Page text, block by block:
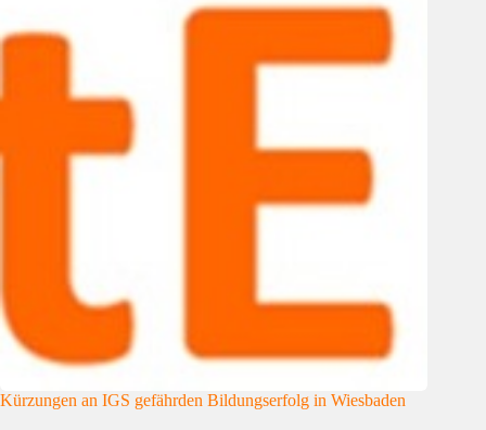
Kürzungen an IGS gefährden Bildungserfolg in Wiesbaden